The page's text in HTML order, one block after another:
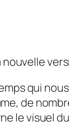
nouvelle
qui
de
le visuel